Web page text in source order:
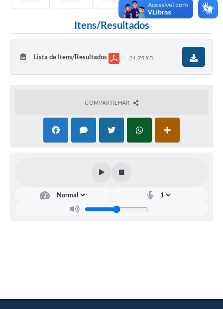
Itens/Resultados
Lista de Itens/Resultados 21,75 KB
COMPARTILHAR